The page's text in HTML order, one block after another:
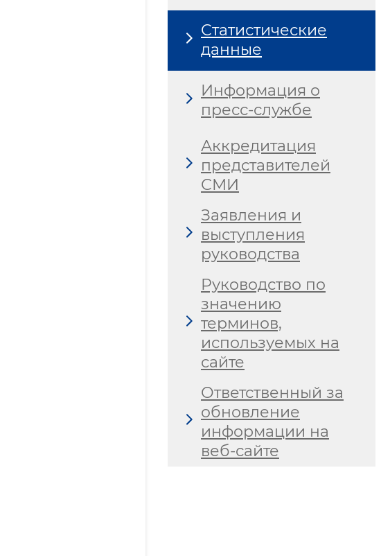
Статистические
данные
Информация о
пресс-службе
Аккредитация
представителей
СМИ
Заявления и
выступления
руководства
Руководство по
значению
терминов,
используемых на
сайте
Ответственный за
обновление
информации на
веб-сайте